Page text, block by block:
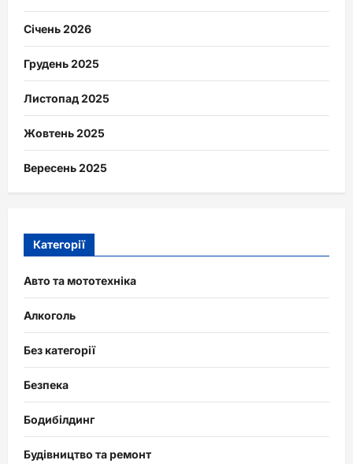
Січень 2026
Грудень 2025
Листопад 2025
Жовтень 2025
Вересень 2025
Категорії
Авто та мототехніка
Алкоголь
Без категорії
Безпека
Бодибілдинг
Будівництво та ремонт